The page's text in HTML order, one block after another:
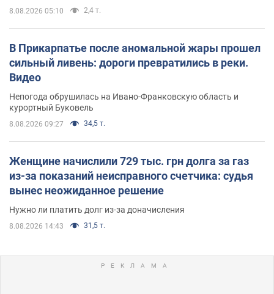
8.08.2026 05:10 2,4 т.
В Прикарпатье после аномальной жары прошел
сильный ливень: дороги превратились в реки.
Видео
Непогода обрушилась на Ивано-Франковскую область и
курортный Буковель
8.08.2026 09:27 34,5 т.
Женщине начислили 729 тыс. грн долга за газ
из-за показаний неисправного счетчика: судья
вынес неожиданное решение
Нужно ли платить долг из-за доначисления
8.08.2026 14:43 31,5 т.